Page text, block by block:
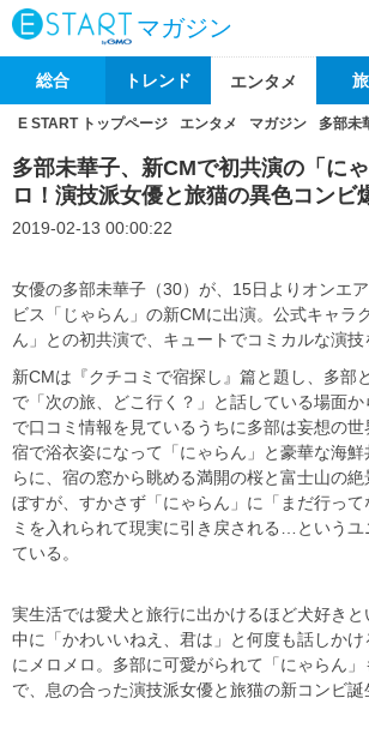
マガジン
総合 トレンド エンタメ
E START トップページ エンタメ マガジン 多部未
多部未華子、新CMで初共演の「に
ロ！演技派女優と旅猫の異色コンビ
2019-02-13 00:00:22
女優の多部未華子（30）が、15日よりオンエ
ビス「じゃらん」の新CMに出演。公式キャラ
ん」との初共演で、キュートでコミカルな演技
新CMは『クチコミで宿探し』篇と題し、多部
で「次の旅、どこ行く？」と話している場面
で口コミ情報を見ているうちに多部は妄想の
宿で浴衣姿になって「にゃらん」と豪華な海鮮
らに、宿の窓から眺める満開の桜と富士山の
ぼすが、すかさず「にゃらん」に「まだ行って
ミを入れられて現実に引き戻される…というユ
ている。
実生活では愛犬と旅行に出かけるほど犬好き
中に「かわいいねえ、君は」と何度も話しかけ
にメロメロ。多部に可愛がられて「にゃらん」
で、息の合った演技派女優と旅猫の新コンビ誕